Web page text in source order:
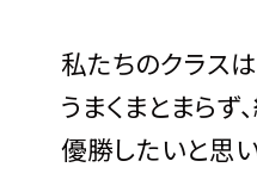
私たちのクラス
うまくまとまら
優勝したいと思い